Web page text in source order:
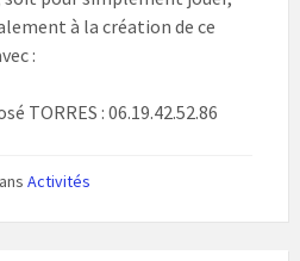
à la création de ce
:
TORRES : 06.19.42.52.86
Activités